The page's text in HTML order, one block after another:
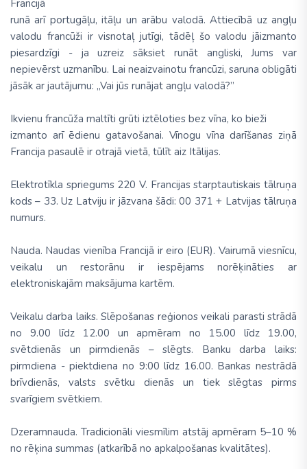
Francijā
runā arī portugāļu, itāļu un arābu valodā. Attiecībā uz angļu
valodu francūži ir visnotaļ jutīgi, tādēļ šo valodu jāizmanto
piesardzīgi - ja uzreiz sāksiet runāt angliski, Jums var
nepievērst uzmanību. Lai neaizvainotu francūzi, saruna obligāti
jāsāk ar jautājumu: „Vai jūs runājat angļu valodā?”
Ikvienu francūža maltīti grūti iztēloties bez vīna, ko bieži
izmanto arī ēdienu gatavošanai. Vīnogu vīna darīšanas ziņā
Francija pasaulē ir otrajā vietā, tūlīt aiz Itālijas.
Elektrotīkla spriegums 220 V. Francijas starptautiskais tālruņa
kods – 33. Uz Latviju ir jāzvana šādi: 00 371 + Latvijas tālruņa
numurs.
Nauda. Naudas vienība Francijā ir eiro (EUR). Vairumā viesnīcu,
veikalu un restorānu ir iespējams norēķināties ar
elektroniskajām maksājuma kartēm.
Veikalu darba laiks. Slēpošanas reģionos veikali parasti strādā
no 9.00 līdz 12.00 un apmēram no 15.00 līdz 19.00,
svētdienās un pirmdienās – slēgts. Banku darba laiks:
pirmdiena - piektdiena no 9:00 līdz 16.00. Bankas nestrādā
brīvdienās, valsts svētku dienās un tiek slēgtas pirms
svarīgiem svētkiem.
Dzeramnauda. Tradicionāli viesmīlim atstāj apmēram 5–10 %
no rēķina summas (atkarībā no apkalpošanas kvalitātes).